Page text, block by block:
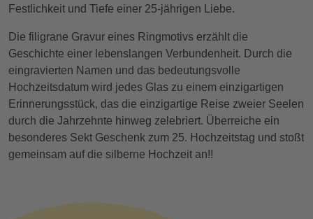
Festlichkeit und Tiefe einer 25-jährigen Liebe.
Die filigrane Gravur eines Ringmotivs erzählt die
Geschichte einer lebenslangen Verbundenheit. Durch die
eingravierten Namen und das bedeutungsvolle
Hochzeitsdatum wird jedes Glas zu einem einzigartigen
Erinnerungsstück, das die einzigartige Reise zweier Seelen
durch die Jahrzehnte hinweg zelebriert. Überreiche ein
besonderes Sekt Geschenk zum 25. Hochzeitstag und stoßt
gemeinsam auf die silberne Hochzeit an!!